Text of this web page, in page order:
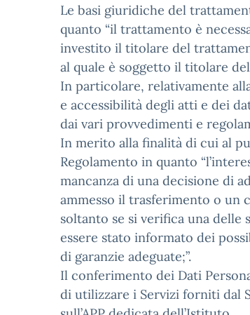
Le basi giuridiche del
quanto “il trattamento è
investito il titolare del
al quale è soggetto il titolare
In particolare, relativamente
e accessibilità degli atti e dei
dai vari provvedimenti e
In merito alla finalità di cui al
Regolamento in quanto
mancanza di una decisione di
ammesso il trasferimento o un
soltanto se si verifica una
essere stato informato dei
di garanzie adeguate;”.
Il conferimento dei Dati
di utilizzare i Servizi forniti dal